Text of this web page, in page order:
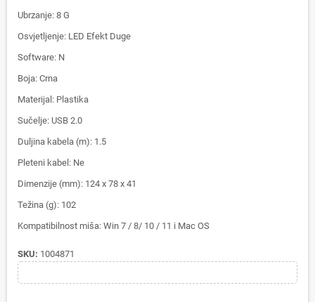
Ubrzanje: 8 G
Osvjetljenje: LED Efekt Duge
Software: N
Boja: Crna
Materijal: Plastika
Sučelje: USB 2.0
Duljina kabela (m): 1.5
Pleteni kabel: Ne
Dimenzije (mm): 124 x 78 x 41
Težina (g): 102
Kompatibilnost miša: Win 7 / 8/ 10 / 11 i Mac OS
SKU: 1004871